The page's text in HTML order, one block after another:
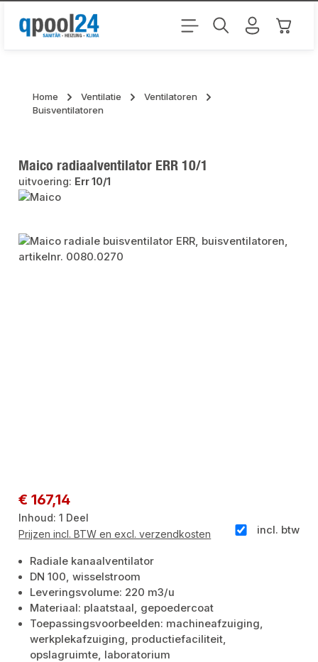
Ga naar de hoofdinhoud
Home Ventilatie
Ventilatoren
Buisventilatoren
Maico radiaalventilator ERR 10/1
uitvoering: Err 10/1
Afbeeldingengalerij overslaan
Normale prijs:
€ 167,14
Inhoud:1 Deel
incl. btw
Prijzen incl. BTW en excl. verzendkosten
Radiale kanaalventilator
DN 100, wisselstroom
Leveringsvolume: 220 m3/u
Materiaal: plaatstaal, gepoedercoat
Toepassingsvoorbeelden: machineafzuiging,
werkplekafzuiging, productiefaciliteit,
opslagruimte, laboratorium